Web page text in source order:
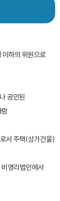
이하의 위원으로
공인된
서 주택(상가건물)
비영리법인에서